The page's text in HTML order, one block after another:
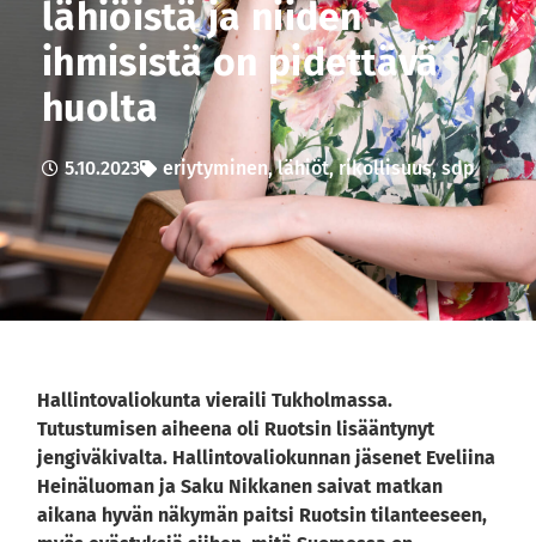
lähiöistä ja niiden
ihmisistä on pidettävä
huolta
5.10.2023 eriytyminen,lähiöt,rikollisuus,sdp
Hallintovaliokunta vieraili Tukholmassa.
Tutustumisen aiheena oli Ruotsin lisääntynyt
jengiväkivalta. Hallintovaliokunnan jäsenet Eveliina
Heinäluoman ja Saku Nikkanen saivat matkan
aikana hyvän näkymän paitsi Ruotsin tilanteeseen,